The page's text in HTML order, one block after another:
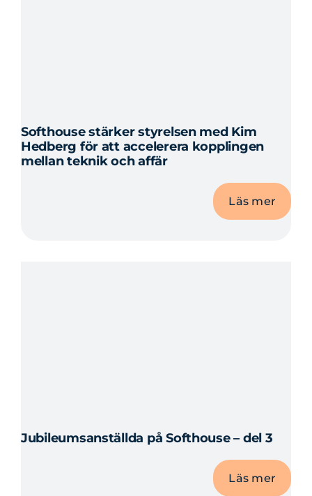
Softhouse stärker styrelsen med Kim
Hedberg för att accelerera kopplingen
mellan teknik och affär
Läs mer
Jubileumsanställda på Softhouse – del 3
Läs mer